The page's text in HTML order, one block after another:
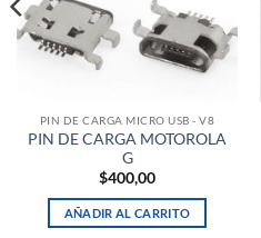
PIN DE CARGA MICRO USB - V8
PIN DE CARGA MOTOROLA
G
$400,00
AÑADIR AL CARRITO